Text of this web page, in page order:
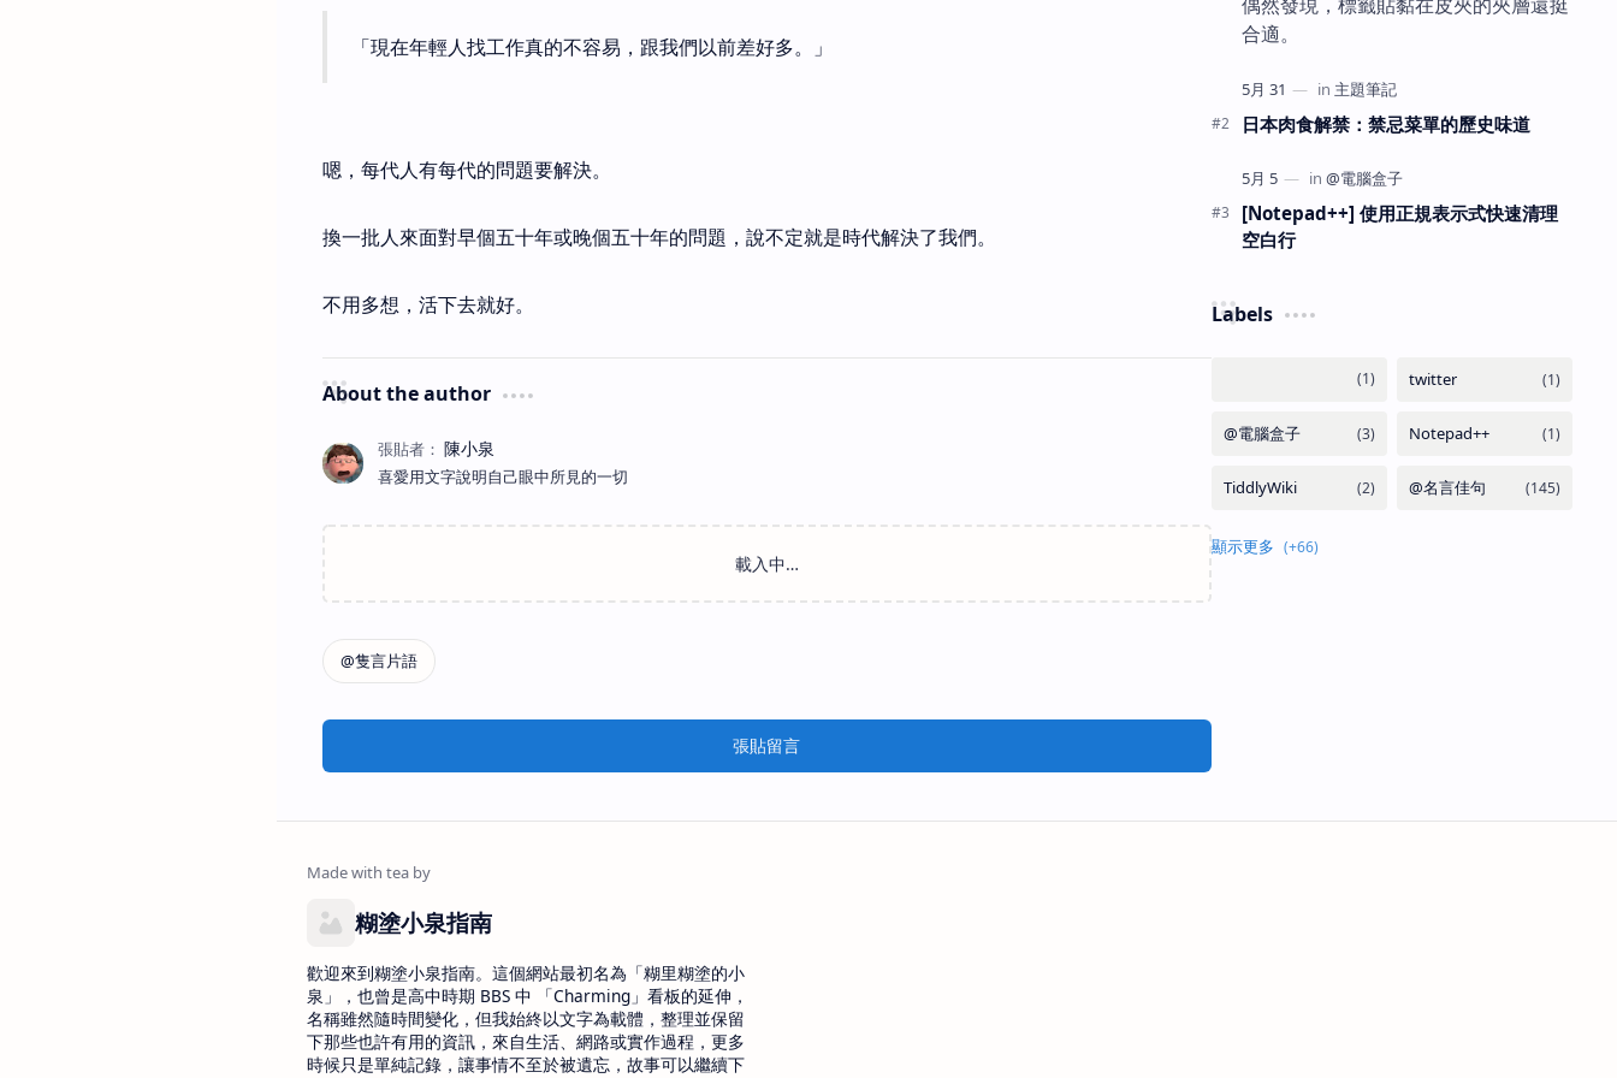
「現在年輕人找工作真的不容易，跟我們以前差好多。」
嗯，每代人有每代的問題要解決。
換一批人來面對早個五十年或晚個五十年的問題，說不定就是時代解決了我們。
不用多想，活下去就好。
About the author
喜愛用文字說明自己眼中所見的一切
張貼留言
合適。
日本肉食解禁：禁忌菜單的歷史味道
[Notepad++] 使用正規表示式快速清理
空白行
Labels
糊塗小泉指南
歡迎來到糊塗小泉指南。這個網站最初名為「糊里糊塗的小
泉」，也曾是高中時期 BBS 中 「Charming」看板的延伸，
名稱雖然隨時間變化，但我始終以文字為載體，整理並保留
下那些也許有用的資訊，來自生活、網路或實作過程，更多
時候只是單純記錄，讓事情不至於被遺忘，故事可以繼續下